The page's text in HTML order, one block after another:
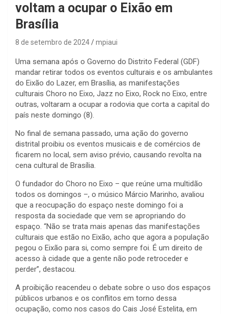
voltam a ocupar o Eixão em
Brasília
8 de setembro de 2024 mpiaui
Uma semana após o Governo do Distrito Federal (GDF)
mandar retirar todos os eventos culturais e os ambulantes
do Eixão do Lazer, em Brasília, as manifestações
culturais Choro no Eixo, Jazz no Eixo, Rock no Eixo, entre
outras, voltaram a ocupar a rodovia que corta a capital do
país neste domingo (8).
No final de semana passado, uma ação do governo
distrital proibiu os eventos musicais e de comércios de
ficarem no local, sem aviso prévio, causando revolta na
cena cultural de Brasília.
O fundador do Choro no Eixo – que reúne uma multidão
todos os domingos –, o músico Márcio Marinho, avaliou
que a reocupação do espaço neste domingo foi a
resposta da sociedade que vem se apropriando do
espaço. “Não se trata mais apenas das manifestações
culturais que estão no Eixão, acho que agora a população
pegou o Eixão para si, como sempre foi. É um direito de
acesso à cidade que a gente não pode retroceder e
perder”, destacou.
A proibição reacendeu o debate sobre o uso dos espaços
públicos urbanos e os conflitos em torno dessa
ocupação, como nos casos do Cais José Estelita, em